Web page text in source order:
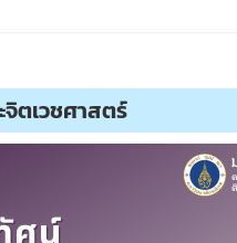
ตเวชศาสตร์